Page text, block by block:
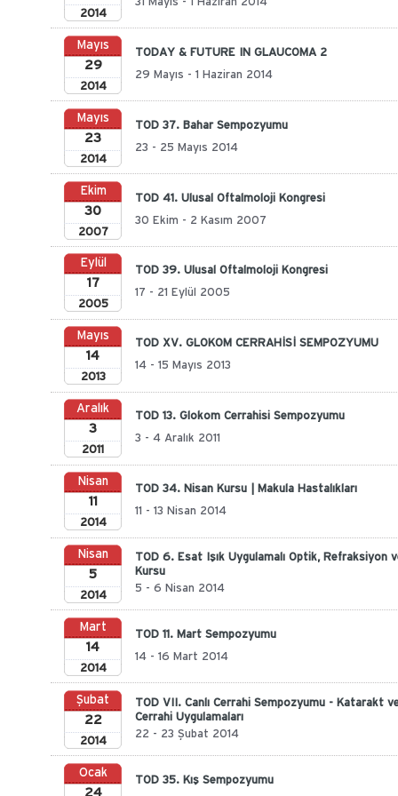
2014
Mayıs
29
2014
TODAY & FUTURE IN GLAUCOMA 2
29 Mayıs - 1 Haziran 2014
Mayıs
23
2014
TOD 37. Bahar Sempozyumu
23 - 25 Mayıs 2014
Ekim
30
2007
TOD 41. Ulusal Oftalmoloji Kongresi
30 Ekim - 2 Kasım 2007
Eylül
17
2005
TOD 39. Ulusal Oftalmoloji Kongresi
17 - 21 Eylül 2005
Mayıs
14
2013
TOD XV. GLOKOM CERRAHİSİ SEMPOZYUMU
14 - 15 Mayıs 2013
Aralık
3
2011
TOD 13. Glokom Cerrahisi Sempozyumu
3 - 4 Aralık 2011
Nisan
11
2014
TOD 34. Nisan Kursu | Makula Hastalıkları
11 - 13 Nisan 2014
Nisan
5
2014
TOD 6. Esat Işık Uygulamalı Optik, Refraksiyon
Kursu
5 - 6 Nisan 2014
Mart
14
2014
TOD 11. Mart Sempozyumu
14 - 16 Mart 2014
Şubat
22
2014
TOD VII. Canlı Cerrahi Sempozyumu - Katarakt
Cerrahi Uygulamaları
22 - 23 Şubat 2014
Ocak
24
TOD 35. Kış Sempozyumu